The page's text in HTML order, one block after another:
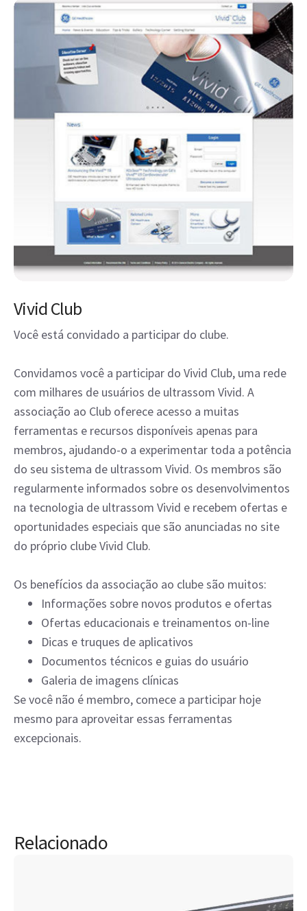
Vivid Club
Você está convidado a participar do clube.
Convidamos você a participar do Vivid Club, uma rede
com milhares de usuários de ultrassom Vivid. A
associação ao Club oferece acesso a muitas
ferramentas e recursos disponíveis apenas para
membros, ajudando-o a experimentar toda a potência
do seu sistema de ultrassom Vivid. Os membros são
regularmente informados sobre os desenvolvimentos
na tecnologia de ultrassom Vivid e recebem ofertas e
oportunidades especiais que são anunciadas no site
do próprio clube Vivid Club.
Os benefícios da associação ao clube são muitos:
Informações sobre novos produtos e ofertas
Ofertas educacionais e treinamentos on-line
Dicas e truques de aplicativos
Documentos técnicos e guias do usuário
Galeria de imagens clínicas
Se você não é membro, comece a participar hoje
mesmo para aproveitar essas ferramentas
excepcionais.
Relacionado